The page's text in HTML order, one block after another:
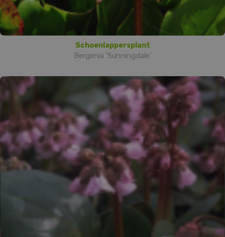
Schoenlappersplant
Bergenia 'Sunningdale'